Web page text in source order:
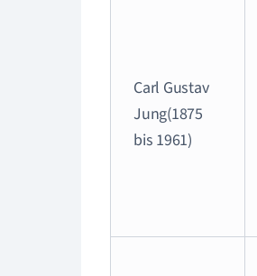
Carl Gustav
Jung(1875
bis 1961)